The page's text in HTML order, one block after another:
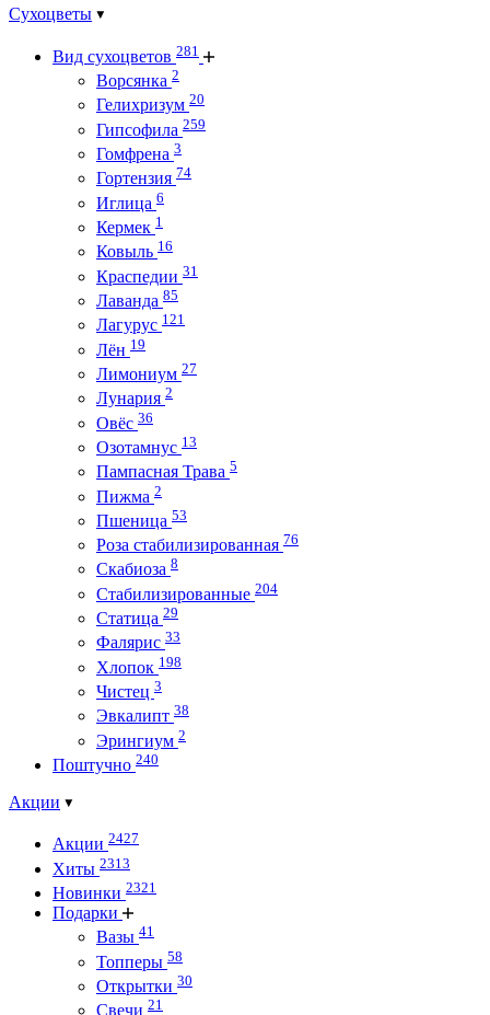
Сухоцветы
Вид сухоцветов 281
Ворсянка 2
Гелихризум 20
Гипсофила 259
Гомфрена 3
Гортензия 74
Иглица 6
Кермек 1
Ковыль 16
Краспедии 31
Лаванда 85
Лагурус 121
Лён 19
Лимониум 27
Лунария 2
Овёс 36
Озотамнус 13
Пампасная Трава 5
Пижма 2
Пшеница 53
Роза стабилизированная 76
Скабиоза 8
Стабилизированные 204
Статица 29
Фалярис 33
Хлопок 198
Чистец 3
Эвкалипт 38
Эрингиум 2
Поштучно 240
Акции
Акции 2427
Хиты 2313
Новинки 2321
Подарки
Вазы 41
Топперы 58
Открытки 30
Свечи 21